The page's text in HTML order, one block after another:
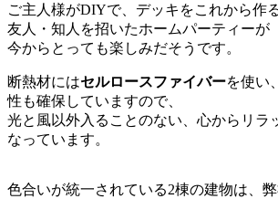
ご主人様がDIYで、デッキをこれから作
友人・知人を招いたホームパーティーが
今からとっても楽しみだそうです。
断熱材にはセルロースファイバーを使い
性も確保していますので、
光と風以外入ることのない、心からリラ
なっています。
色合いが統一されている2棟の建物は、